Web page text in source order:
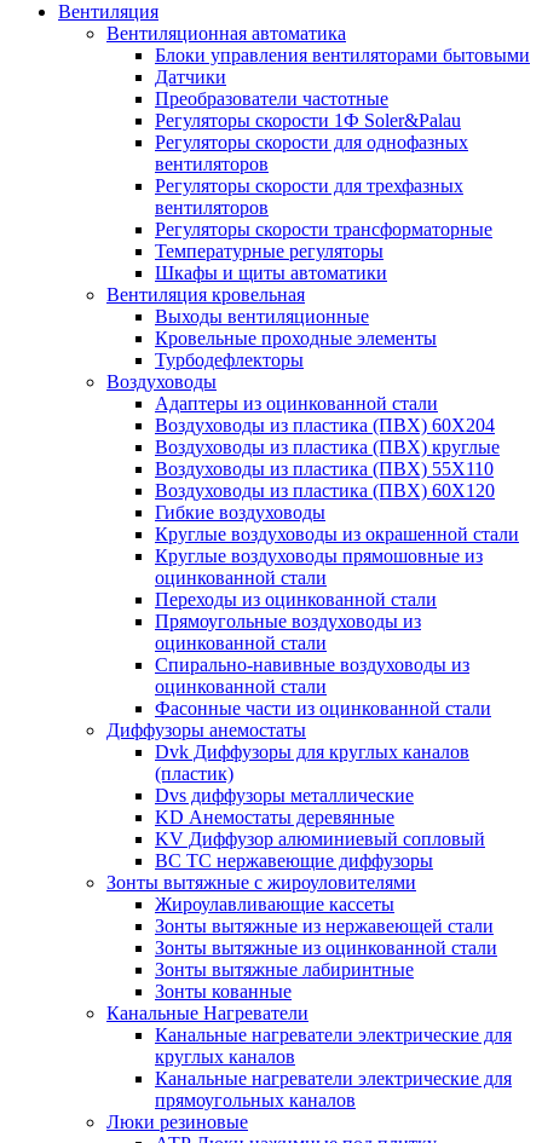
Вентиляция
Вентиляционная автоматика
Блоки управления вентиляторами бытовыми
Датчики
Преобразователи частотные
Регуляторы скорости 1Ф Soler&Palau
Регуляторы скорости для однофазных
вентиляторов
Регуляторы скорости для трехфазных
вентиляторов
Регуляторы скорости трансформаторные
Температурные регуляторы
Шкафы и щиты автоматики
Вентиляция кровельная
Выходы вентиляционные
Кровельные проходные элементы
Турбодефлекторы
Воздуховоды
Адаптеры из оцинкованной стали
Воздуховоды из пластика (ПВХ) 60Х204
Воздуховоды из пластика (ПВХ) круглые
Воздуховоды из пластика (ПВХ) 55Х110
Воздуховоды из пластика (ПВХ) 60Х120
Гибкие воздуховоды
Круглые воздуховоды из окрашенной стали
Круглые воздуховоды прямошовные из
оцинкованной стали
Переходы из оцинкованной стали
Прямоугольные воздуховоды из
оцинкованной стали
Спирально-навивные воздуховоды из
оцинкованной стали
Фасонные части из оцинкованной стали
Диффузоры анемостаты
Dvk Диффузоры для круглых каналов
(пластик)
Dvs диффузоры металлические
KD Анемостаты деревянные
KV Диффузор алюминиевый сопловый
ВС ТС нержавеющие диффузоры
Зонты вытяжные с жироуловителями
Жироулавливающие кассеты
Зонты вытяжные из нержавеющей стали
Зонты вытяжные из оцинкованной стали
Зонты вытяжные лабиринтные
Зонты кованные
Канальные Нагреватели
Канальные нагреватели электрические для
круглых каналов
Канальные нагреватели электрические для
прямоугольных каналов
Люки резиновые